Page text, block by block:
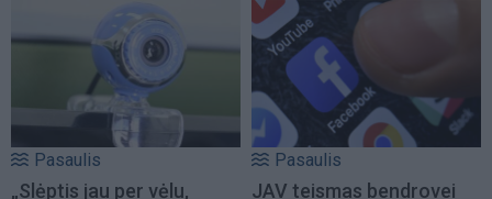
Pasaulis
„Slėptis jau per vėlu,
Pasaulis
JAV teismas bendrovei